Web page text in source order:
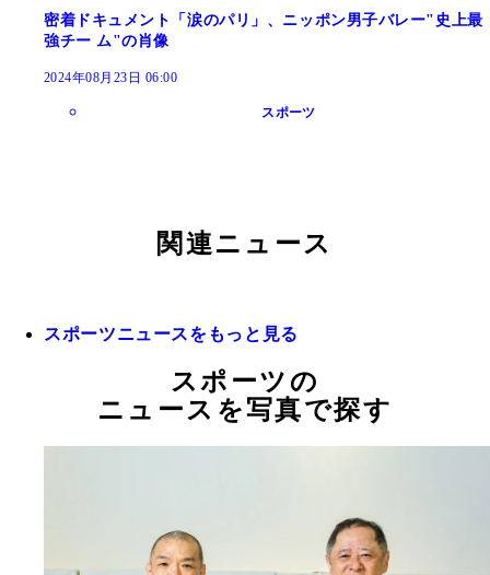
密着ドキュメント「涙のパリ」、ニッポン男子バレー"史上最
強チー ム"の肖像
2024年08月23日 06:00
スポーツ
関連ニュース
スポーツニュースをもっと見る
スポーツの
ニュースを写真で探す